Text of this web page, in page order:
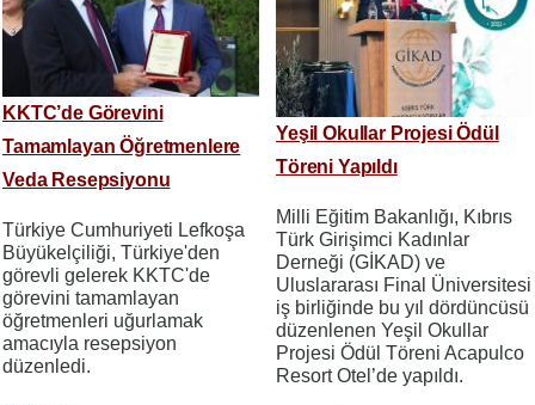
KKTC’de Görevini
Tamamlayan Öğretmenlere
Veda Resepsiyonu
Türkiye Cumhuriyeti Lefkoşa
Büyükelçiliği, Türkiye'den
görevli gelerek KKTC'de
görevini tamamlayan
öğretmenleri uğurlamak
amacıyla resepsiyon
düzenledi.
Yeşil Okullar Projesi Ödül
Töreni Yapıldı
Milli Eğitim Bakanlığı, Kıbrıs
Türk Girişimci Kadınlar
Derneği (GİKAD) ve
Uluslararası Final Üniversitesi
iş birliğinde bu yıl dördüncüsü
düzenlenen Yeşil Okullar
Projesi Ödül Töreni Acapulco
Resort Otel’de yapıldı.